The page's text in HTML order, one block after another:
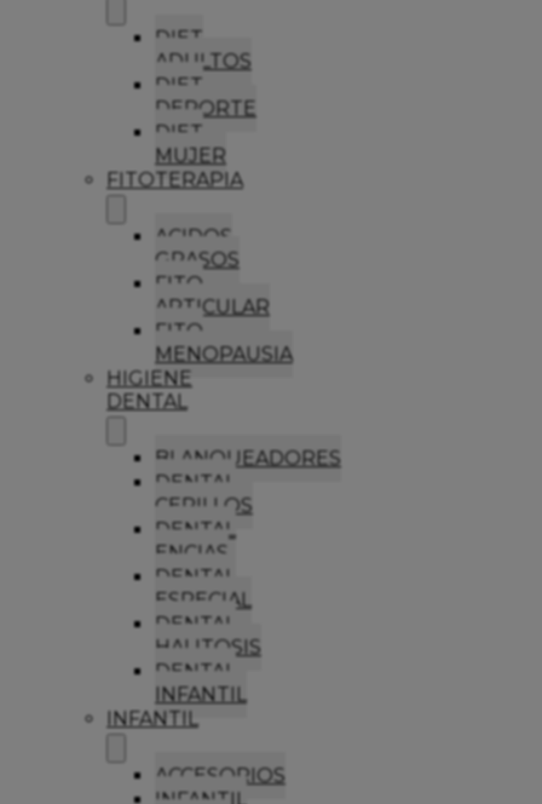
DIET
ADULTOS
DIET
DEPORTE
DIET
MUJER
FITOTERAPIA
ACIDOS
GRASOS
FITO
ARTICULAR
FITO
MENOPAUSIA
HIGIENE
DENTAL
BLANQUEADORES
DENTAL
CEPILLOS
DENTAL
ENCIAS
DENTAL
ESPECIAL
DENTAL
HALITOSIS
DENTAL
INFANTIL
INFANTIL
ACCESORIOS